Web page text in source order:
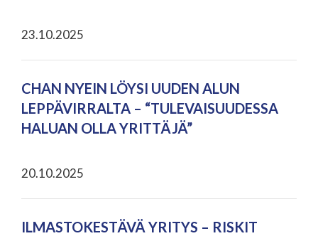
23.10.2025
CHAN NYEIN LÖYSI UUDEN ALUN
LEPPÄVIRRALTA – “TULEVAISUUDESSA
HALUAN OLLA YRITTÄJÄ”
20.10.2025
ILMASTOKESTÄVÄ YRITYS – RISKIT